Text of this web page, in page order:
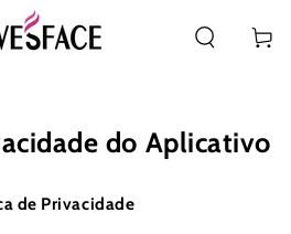
do Aplicativo
de Privacidade